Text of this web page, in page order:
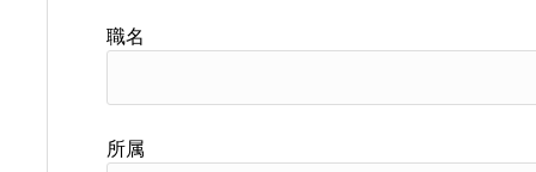
職名
所属